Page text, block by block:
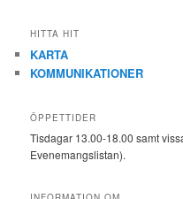
HITTA HIT
KARTA
KOMMUNIKATIONER
ÖPPETTIDER
Tisdagar 13.00-18.00 samt
Evenemangslistan).